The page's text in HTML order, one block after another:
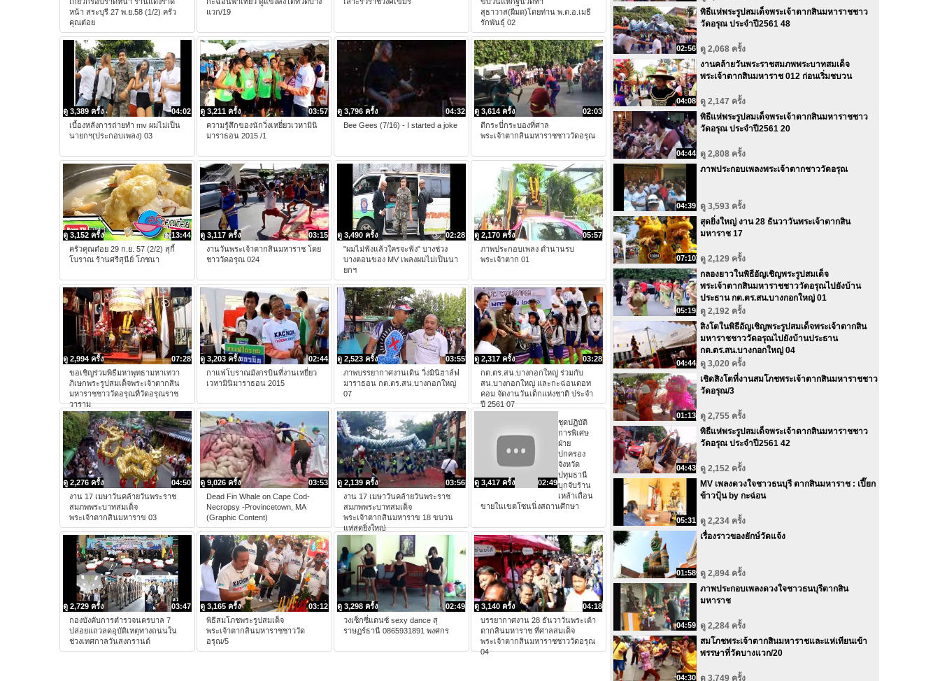
หน้า สระบุรี 27 พ.ย.58 (1/2) ครัว
คุณต๋อย
แวก/19
สุธาวาส(ผีมด)โดยท่าน พ.ต.อ.เมธี
รักพันธุ์ 02
04:02
ดู 3,389 ครั้ง
เบื้องหลังการถ่ายทำ mv ผมไม่เป็น
นายกฯ(ประกอบเพลง) 03
03:57
ดู 3,211 ครั้ง
ความรู้สึกของนักวิ่งเหยี่ยวเวหามินิ
มาราธอน 2015 /1
04:32
ดู 3,796 ครั้ง
Bee Gees (7/16) - I started a joke
02:03
ดู 3,614 ครั้ง
ตีกระบี่กระบองที่ศาล
พระเจ้าตากสินมหาราชชาววัดอรุณ
13:44
ดู 3,152 ครั้ง
ครัวคุณต๋อย 29 ก.ย. 57 (2/2) สุกี้
โบราณ ร้านศรีสุนีย์ โภชนา
03:15
ดู 3,117 ครั้ง
งานวันพระเจ้าตากสินมหาราช โดย
ชาววัดอรุณ 024
02:28
ดู 3,490 ครั้ง
"ผมไม่ฟังแล้วใครจะฟัง" บางช่วง
บางตอนของ MV เพลงผมไม่เป็นนา
ยกฯ
05:57
ดู 2,170 ครั้ง
ภาพประกอบเพลง ตำนานรบ
พระเจ้าตาก 01
07:28
ดู 2,994 ครั้ง
ขอเชิญร่วมพิธีมหาพุทธามหาเทวา
ภิเษกพระรูปสมเด็จพระเจ้าตากสิน
มหาราชชาววัดอรุณที่วัดอรุณราช
วาราม
02:44
ดู 3,203 ครั้ง
กาแฟโบราณมังกรบินที่งานเหยี่ยว
เวหามินิมาราธอน 2015
03:55
ดู 2,523 ครั้ง
ภาพบรรยากาศงานเดิน วิ่งมินิฮาล์ฟ
มาราธอน กต.ตร.สน.บางกอกใหญ่
07
03:28
ดู 2,317 ครั้ง
กต.ตร.สน.บางกอกใหญ่ ร่วมกับ
สน.บางกอกใหญ่ และกะฉ่อนดอท
คอม จัดงานวันเด็กแห่งชาติ ประจำ
ปี 2561 07
04:50
ดู 2,276 ครั้ง
งาน 17 เมษาวันคล้ายวันพระราช
สมภพพระบาทสมเด็จ
พระเจ้าตากสินมหาราข 03
03:53
ดู 9,026 ครั้ง
Dead Fin Whale on Cape Cod-
Necropsy -Provincetown, MA
(Graphic Content)
03:56
ดู 2,139 ครั้ง
งาน 17 เมษาวันคล้ายวันพระราช
สมภพพระบาทสมเด็จ
พระเจ้าตากสินมหาราข 18 ขบวน
แห่สุดยิ่งใหญ่
02:49
ดู 3,417 ครั้ง
ชุดปฏิบัติ
การพิเศษ
ฝ่าย
ปกครอง
จังหวัด
ปทุมธานี
บุกจับร้าน
เหล้าเถื่อน
ขายในเขตโซนนิ่งสถานศึกษา
03:47
ดู 2,729 ครั้ง
กองบังคับการตำรวจนครบาล 7
ปล่อยแถวลดอุบัติเหตุทางถนนใน
ช่วงเทศกาลวันสงกรานต์
03:12
ดู 3,165 ครั้ง
พิธีสมโภชพระรูปสมเด็จ
พระเจ้าตากสินมหาราชชาววัด
อรุณ/5
02:49
ดู 3,298 ครั้ง
วงเซ็กซี่แดนซ์ sexy dance สุ
ราษฏร์ธานี 0865931891 พงศกร
04:18
ดู 3,140 ครั้ง
บรรยากาศงาน 28 ธันวาวันพระเต้า
ตากสินมหาราช ที่ศาลสมเด็จ
พระเจ้าตากสินมหาราชชาววัดอรุณ
04
02:56
พิธีแห่พระรูปสมเด็จพระเจ้าตากสินมหาราชชาว
วัดอรุณ ประจำปี2561 48
ดู 2,068 ครั้ง
04:08
งานคล้ายวันพระราชสมภพพระบาทสมเด็จ
พระเจ้าตากสินมหาราช 012 ก่อนเริ่มชบวน
ดู 2,147 ครั้ง
04:44
พิธีแห่พระรูปสมเด็จพระเจ้าตากสินมหาราชชาว
วัดอรุณ ประจำปี2561 20
ดู 2,808 ครั้ง
04:39
ภาพประกอบเพลงพระเจ้าตากชาววัดอรุณ
ดู 3,593 ครั้ง
07:10
สุดยิ่งใหญ่ งาน 28 ธันวาวันพระเจ้าตากสิน
มหาราช 17
ดู 2,129 ครั้ง
05:19
กลองยาวในพิธีอัญเชิญพระรูปสมเด็จ
พระเจ้าตากสินมหาราชชาววัดอรุณไปยังบ้าน
ประธาน กต.ตร.สน.บางกอกใหญ่ 01
ดู 2,192 ครั้ง
04:44
สิงโตในพิธีอัญเชิญพระรูปสมเด็จพระเจ้าตากสิน
มหาราชชาววัดอรุณไปยังบ้านประธาน
กต.ตร.สน.บางกอกใหญ่ 04
ดู 3,020 ครั้ง
01:13
เชิดสิงโตที่งานสมโภชพระเจ้าตากสินมหาราชชาว
วัดอรุณ/3
ดู 2,755 ครั้ง
04:43
พิธีแห่พระรูปสมเด็จพระเจ้าตากสินมหาราชชาว
วัดอรุณ ประจำปี2561 42
ดู 2,152 ครั้ง
05:31
MV เพลงดวงใจชาวธนบุรี ตากสินมหาราช : เปี๊ยก
ข้าวปุ้น by กะฉ่อน
ดู 2,234 ครั้ง
01:58
เรื่องราวของยักษ์วัดแจ้ง
ดู 2,894 ครั้ง
04:59
ภาพประกอบเพลงดวงใจชาวธนบุรีตากสิน
มหาราช
ดู 2,284 ครั้ง
04:30
สมโภชพระเจ้าตากสินมหาราชและแห่เทียนเข้า
พรรษาที่วัดบางแวก/20
ดู 3,749 ครั้ง